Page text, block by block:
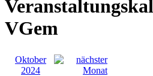
VGem
Oktober
2024